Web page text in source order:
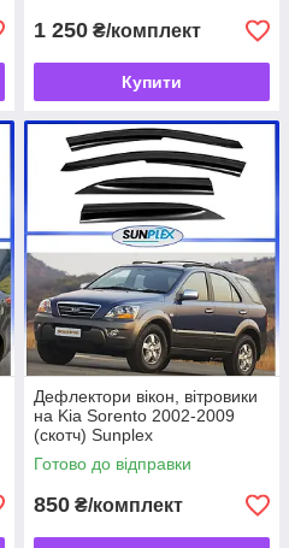
1 250 ₴/комплект
Купити
Дефлектори вікон, вітровики
на Kia Sorento 2002-2009
(скотч) Sunplex
Готово до відправки
850 ₴/комплект